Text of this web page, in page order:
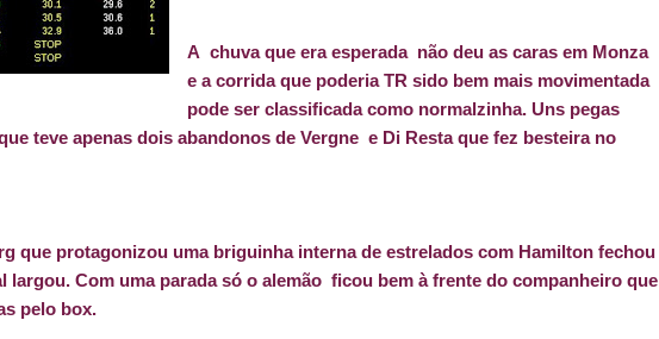
A chuva que era esperada não deu as caras em Monza
e a corrida que poderia TR sido bem mais movimentada
pode ser classificada como normalzinha. Uns pegas
teve apenas dois abandonos de Vergne e Di Resta que fez besteira no
que protagonizou uma briguinha interna de estrelados com Hamilton fechou
largou. Com uma parada só o alemão ficou bem à frente do companheiro que
pelo box.